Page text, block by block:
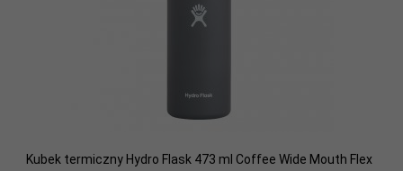
Kubek termiczny Hydro Flask 473 ml Coffee Wide Mouth Flex